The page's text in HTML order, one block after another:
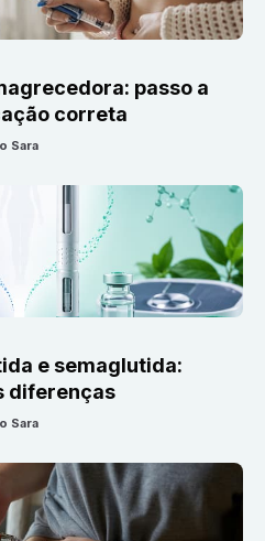
passo a
correta
Sara
e semaglutida:
diferenças
Sara